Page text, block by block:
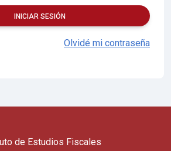
INICIAR SESIÓN
Olvidé mi contraseña
de Estudios Fiscales